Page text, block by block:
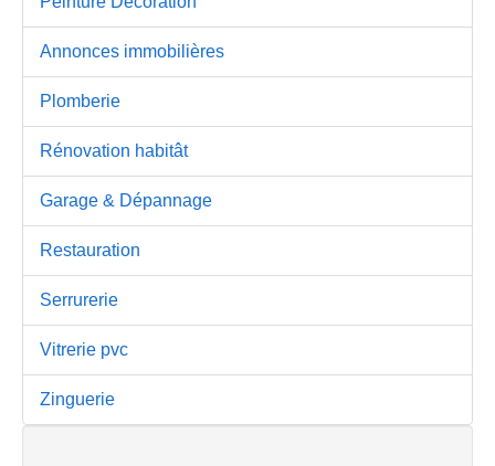
Annonces immobilières
Plomberie
Rénovation habitât
Garage & Dépannage
Restauration
Serrurerie
Vitrerie pvc
Zinguerie